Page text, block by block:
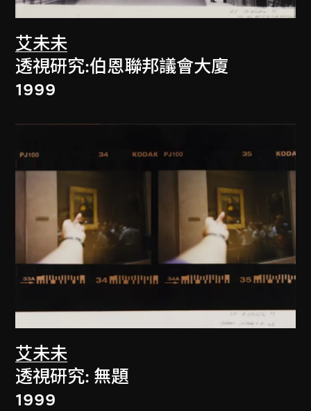
艾未未
透視研究:伯恩聯邦議會大廈
1999
艾未未
透視研究: 無題
1999